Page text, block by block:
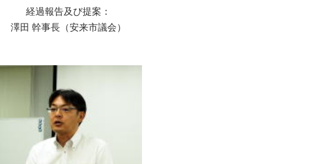
経過報告及び提案：
澤田 幹事長（安来市議会）